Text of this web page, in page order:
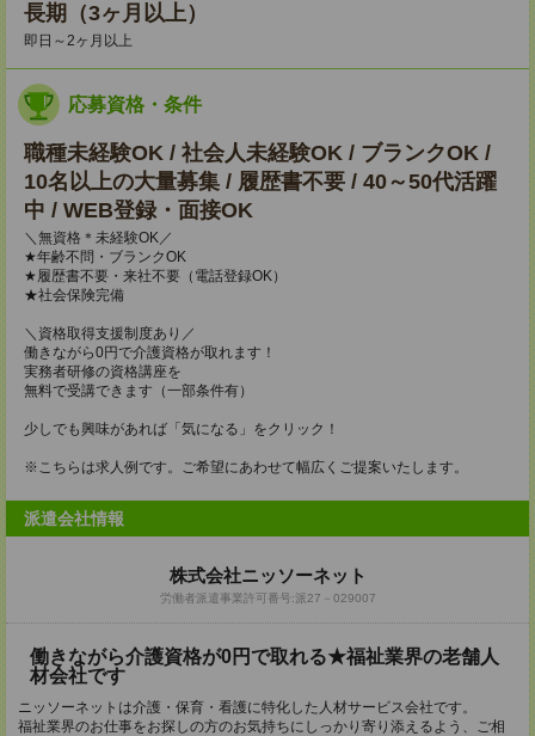
長期（3ヶ月以上）
即日～2ヶ月以上
応募資格・条件
職種未経験OK / 社会人未経験OK / ブランクOK /
10名以上の大量募集 / 履歴書不要 / 40～50代活躍
中 / WEB登録・面接OK
＼無資格＊未経験OK／
★年齢不問・ブランクOK
★履歴書不要・来社不要（電話登録OK）
★社会保険完備
＼資格取得支援制度あり／
働きながら0円で介護資格が取れます！
実務者研修の資格講座を
無料で受講できます（一部条件有）
少しでも興味があれば「気になる」をクリック！
※こちらは求人例です。ご希望にあわせて幅広くご提案いたします。
派遣会社情報
株式会社ニッソーネット
労働者派遣事業許可番号:派27－029007
働きながら介護資格が0円で取れる★福祉業界の老舗人
材会社です
ニッソーネットは介護・保育・看護に特化した人材サービス会社です。
福祉業界のお仕事をお探しの方のお気持ちにしっかり寄り添えるよう、ご相